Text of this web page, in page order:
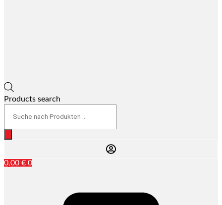
Products search
0,00 € 0